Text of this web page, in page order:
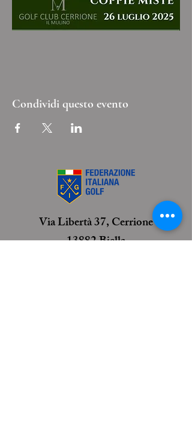
Condividi questo evento
Via Libertà 37, Cerrione
13882 Biella